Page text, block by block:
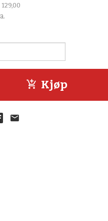
129,00
Kjøp